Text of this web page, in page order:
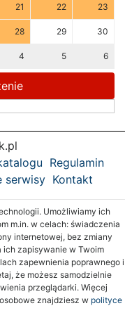
21 22 23
28 29 30
4 5 6
Regulamin
serwisy Kontakt
Umożliwiamy ich
m.in. w celach: świadczenia
internetowej, bez zmiany
ich zapisywanie w Twoim
zapewnienia poprawnego i
że możesz samodzielnie
przeglądarki. Więcej
znajdziesz w polityce